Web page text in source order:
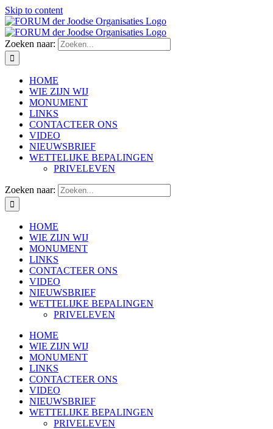
Skip to content
Zoeken naar:
HOME
WIE ZIJN WIJ
MONUMENT
LINKS
CONTACTEER ONS
VIDEO
NIEUWSBRIEF
WETTELIJKE BEPALINGEN
PRIVELEVEN
Zoeken naar:
HOME
WIE ZIJN WIJ
MONUMENT
LINKS
CONTACTEER ONS
VIDEO
NIEUWSBRIEF
WETTELIJKE BEPALINGEN
PRIVELEVEN
HOME
WIE ZIJN WIJ
MONUMENT
LINKS
CONTACTEER ONS
VIDEO
NIEUWSBRIEF
WETTELIJKE BEPALINGEN
PRIVELEVEN